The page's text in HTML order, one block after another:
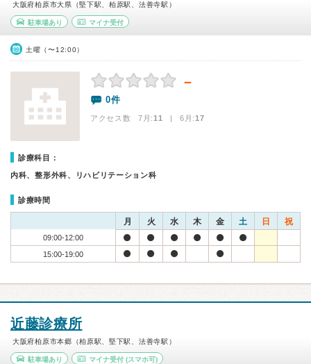
大阪府柏原市大県（堅下駅、柏原駅、法善寺駅）
駐車場あり マイナ受付
土曜（〜12:00）
－
0件
アクセス数 7月:11 | 6月:17
診療科目：
内科、整形外科、リハビリテーション科
診療時間
月 火 水 木 金 土 日 祝
09:00-12:00
15:00-19:00
近藤診療所
大阪府柏原市本郷（柏原駅、堅下駅、法善寺駅）
駐車場あり マイナ受付(スマホ可)